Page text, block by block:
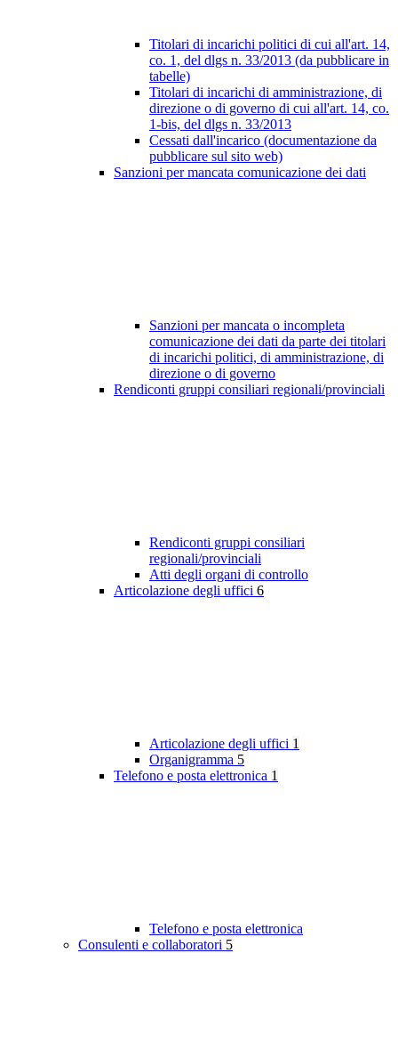
Titolari di incarichi politici di cui all'art. 14,
co. 1, del dlgs n. 33/2013 (da pubblicare in
tabelle)
Titolari di incarichi di amministrazione, di
direzione o di governo di cui all'art. 14, co.
1-bis, del dlgs n. 33/2013
Cessati dall'incarico (documentazione da
pubblicare sul sito web)
Sanzioni per mancata comunicazione dei dati
Sanzioni per mancata o incompleta
comunicazione dei dati da parte dei titolari
di incarichi politici, di amministrazione, di
direzione o di governo
Rendiconti gruppi consiliari regionali/provinciali
Rendiconti gruppi consiliari
regionali/provinciali
Atti degli organi di controllo
Articolazione degli uffici 6
Articolazione degli uffici 1
Organigramma 5
Telefono e posta elettronica 1
Telefono e posta elettronica
Consulenti e collaboratori 5